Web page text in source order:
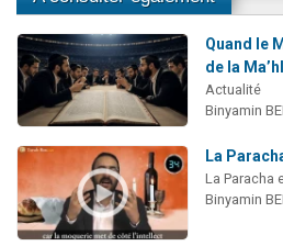
Quand le
de la
Actualité
Binyamin
La
La Paracha
Binyamin